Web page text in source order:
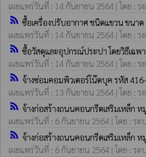
เผยแพร่วันที่ : 14 กันยายน 2564 | โดย : ร
rss_feed ซื้อเครื่องปรับอากาศ ชนิดแขวน ขนาด
เผยแพร่วันที่ : 14 กันยายน 2564 | โดย : ร
rss_feed ซื้อวัสดุและอุปกรณ์ประปา โดยวิธีเฉพา
เผยแพร่วันที่ : 14 กันยายน 2564 | โดย : ร
rss_feed จ้างซ่อมคอมพิวเตอร์โน๊ตบุค รหัส
เผยแพร่วันที่ : 13 กันยายน 2564 | โดย : ร
rss_feed จ้างก่อสร้างถนนคอนกรีตเสริมเหล็ก
เผยแพร่วันที่ : 6 กันยายน 2564 | โดย : ระ
rss_feed จ้างก่อสร้างถนนคอนกรีตเสริมเหล็ก
เผยแพร่วันที่ : 6 กันยายน 2564 | โดย : ระ